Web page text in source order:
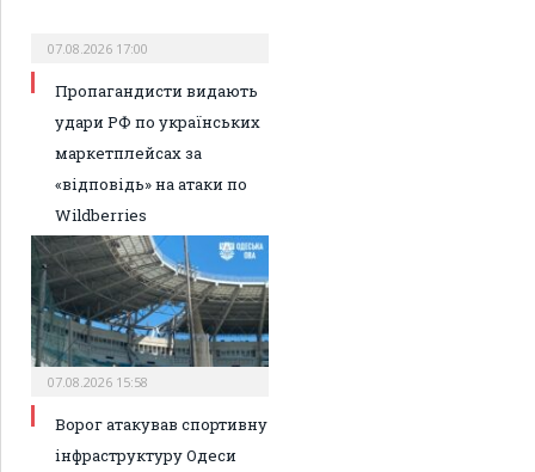
07.08.2026 17:00
Пропагандисти видають
удари РФ по українських
маркетплейсах за
«відповідь» на атаки по
Wildberries
07.08.2026 15:58
Ворог атакував спортивну
інфраструктуру Одеси